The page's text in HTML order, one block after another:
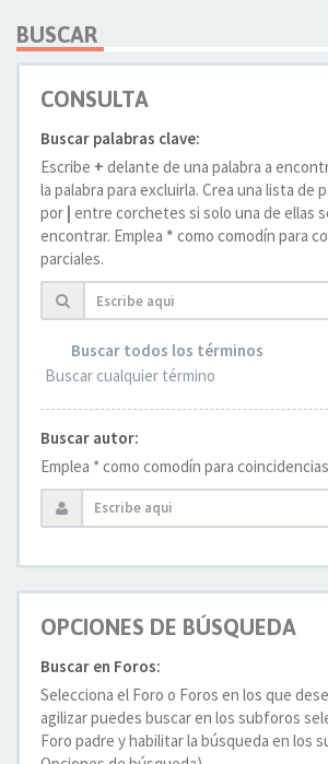
BUSCAR
CONSULTA
Buscar palabras clave:
Escribe + delante de una palabra a
la palabra para excluirla. Crea una lista de
por | entre corchetes si solo una de ellas
encontrar. Emplea * como comodín para
parciales.
Buscar todos los términos
Buscar cualquier término
Buscar autor:
Emplea * como comodín para
OPCIONES DE BÚSQUEDA
Buscar en Foros:
Selecciona el Foro o Foros en los que
agilizar puedes buscar en los subforos
Foro padre y habilitar la búsqueda en los